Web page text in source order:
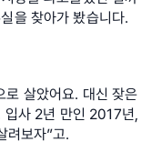
을 찾아가 봤습니다.
로 살았어요. 대신 잦은
입사 2년 만인 2017년,
려보자”고.